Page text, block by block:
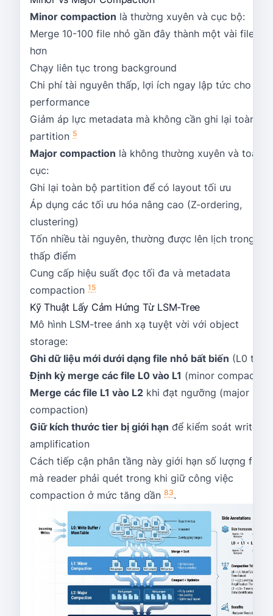
Minor compaction là thường xuyên và cục bộ:
Merge 10-100 file nhỏ gần đây thành một vài file lớn
hơn
Chạy liên tục trong background
Chi phí tài nguyên thấp, lợi ích ngay lập tức cho
performance
Giảm áp lực metadata mà không cần ghi lại toàn bộ
partition 5
Major compaction là không thường xuyên và toàn
cục:
Ghi lại toàn bộ partition để có layout tối ưu
Áp dụng các tối ưu hóa nâng cao (Z-ordering,
clustering)
Tốn nhiều tài nguyên, thường được lên lịch trong giờ
thấp điểm
Cung cấp hiệu suất đọc tối đa và metadata
compaction 15
Kỹ Thuật Lấy Cảm Hứng Từ LSM-Tree
Mô hình LSM-tree ánh xạ tuyệt vời với object
storage:
Ghi dữ liệu mới dưới dạng file nhỏ bất biến (L0 tier)
Định kỳ merge các file L0 vào L1 (minor
Merge các file L1 vào L2 khi đạt ngưỡng (major
compaction)
Giữ kích thước tier bị giới hạn để kiểm soát write
amplification
Cách tiếp cận phân tầng này giới hạn số lượng file
mà reader phải quét trong khi giữ công việc
compaction ở mức tăng dần 83.